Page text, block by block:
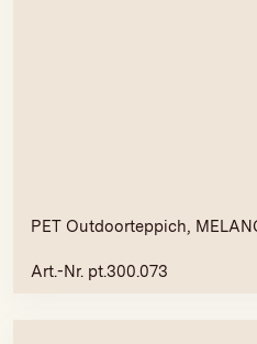
PET Outdoorteppich,
Art.-Nr. pt.300.073